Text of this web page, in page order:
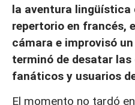
la aventura lingüística
repertorio en francés,
cámara e improvisó
terminó de desatar
fanáticos y usuarios
El momento no tardó